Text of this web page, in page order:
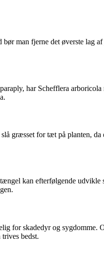
man fjerne det øverste lag
har Schefflera arboricola
græsset for tæt på planten, da
kan efterfølgende
for skadedyr og sygdomme.
bedst.